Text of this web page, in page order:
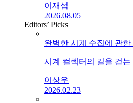
이재섭
2026.08.05
Editors’ Picks
완벽한 시계 수집에 관한
시계 컬렉터의 길을 걷는
이상우
2026.02.23